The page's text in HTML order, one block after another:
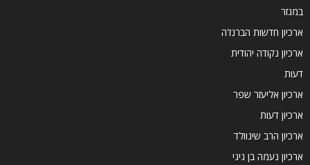
במגזר
ארכיון חדשות הברנז'ה
ארכיון נקודה יהודית
דעות
ארכיון אליעזר שפר
ארכיון דעות
ארכיון הרב שינוולד
ארכיון נעמה בן גיגי